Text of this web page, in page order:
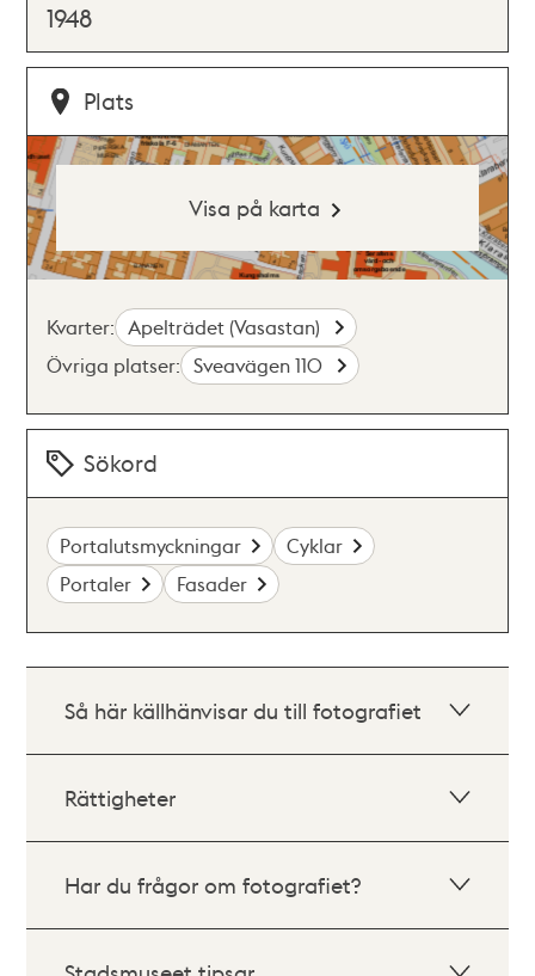
1948
Plats
Visa på karta
Kvarter: Apelträdet (Vasastan)
Övriga platser: Sveavägen 110
Sökord
Portalutsmyckningar
Cyklar
Portaler
Fasader
Så här källhänvisar du till fotografiet
Rättigheter
Har du frågor om fotografiet?